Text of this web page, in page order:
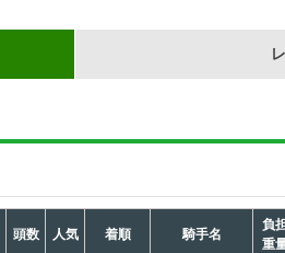
頭数 人気 着順 騎手名
負
重